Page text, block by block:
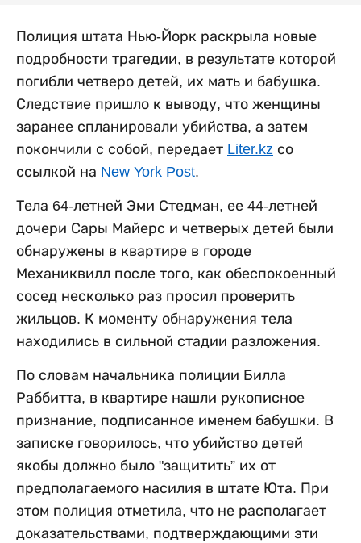
Полиция штата Нью-Йорк раскрыла новые
подробности трагедии, в результате которой
погибли четверо детей, их мать и бабушка.
Следствие пришло к выводу, что женщины
заранее спланировали убийства, а затем
покончили с собой, передает Liter.kz со
ссылкой на New York Post.
Тела 64-летней Эми Стедман, ее 44-летней
дочери Сары Майерс и четверых детей были
обнаружены в квартире в городе
Механиквилл после того, как обеспокоенный
сосед несколько раз просил проверить
жильцов. К моменту обнаружения тела
находились в сильной стадии разложения.
По словам начальника полиции Билла
Раббитта, в квартире нашли рукописное
признание, подписанное именем бабушки. В
записке говорилось, что убийство детей
якобы должно было "защитить” их от
предполагаемого насилия в штате Юта. При
этом полиция отметила, что не располагает
доказательствами, подтверждающими эти